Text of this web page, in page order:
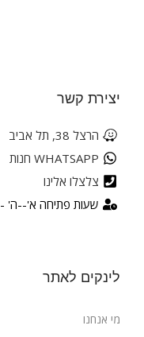
יצירת קשר
הרצל 38, תל אביב
WHATSAPP חנות
צלצלו אלינו
שעות פתיחה א'--ה' -09:00-18:00 ימי ו' 09:00-14:00
לינקים לאתר
מי אנחנו